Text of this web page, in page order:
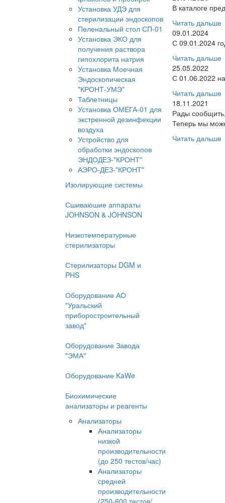
Установка УДЭ для
стерилизации эндоскопов
Пеленальный стол СП-01
Установка ЭКО для
получения раствора
гипохлорита натрия
Установка Моечная
Эндоскопическая
"КРОНТ-УМЭ"
Таблетницы
Установка ОМЕГА-01 для
экстренной дезинфекции
воздуха
Устройство для
обработки эндоскопов
ЭНДОДЕЗ-"КРОНТ"
АЭРО-ДЕЗ-"КРОНТ"
Изолирующие системы
Сшиваюшие аппараты
JOHNSON & JOHNSON
Низкотемпературные
стерилизаторы
Стерилизаторы DGM и
PHS
Оборудование АО
"Уральский
приборостроительный
завод"
Оборудование Завода
"ЭМА"
Оборудование KaWe
Биохимические
анализаторы и реагенты
Анализаторы
Анализаторы
низкой
производительности
(до 250 тестов/час)
Анализаторы
средней
производительности
(250-600 тестов/
В каталоге
Читать дальше
09.01.2024
С 09.01.2024
Читать дальше
25.05.2022
С 01.06.2022
Читать дальше
18.11.2021
Рады
Теперь мы
Читать дальше